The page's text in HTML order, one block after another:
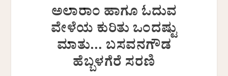
ಅಲಾರಾಂ ಹಾಗೂ ಓದುವ
ವೇಳೆಯ ಕುರಿತು ಒಂದಷ್ಟು
ಮಾತು… ಬಸವನಗೌಡ
ಹೆಬ್ಬಳಗೆರೆ ಸರಣಿ